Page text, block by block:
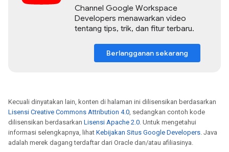
Channel Google Workspace
Developers menawarkan video
tentang tips, trik, dan fitur terbaru.
Berlangganan sekarang
Kecuali dinyatakan lain, konten di halaman ini dilisensikan berdasarkan
Lisensi Creative Commons Attribution 4.0, sedangkan contoh kode
dilisensikan berdasarkan Lisensi Apache 2.0. Untuk mengetahui
informasi selengkapnya, lihat Kebijakan Situs Google Developers. Java
adalah merek dagang terdaftar dari Oracle dan/atau afiliasinya.